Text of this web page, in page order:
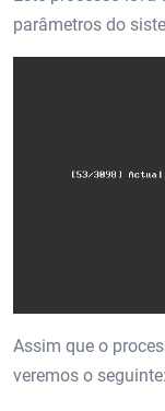
parâmetros do
Assim que o
veremos o seguinte: